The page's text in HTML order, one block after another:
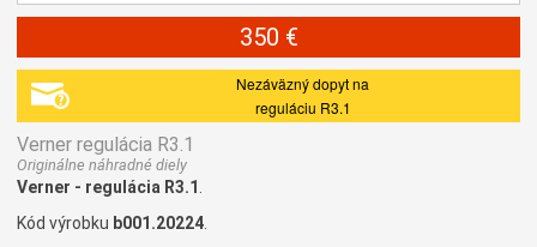
350 €
Nezáväzný dopyt na
reguláciu R3.1
Verner regulácia R3.1
Originálne náhradné diely
Verner - regulácia R3.1 .
Kód výrobku b001.20224.